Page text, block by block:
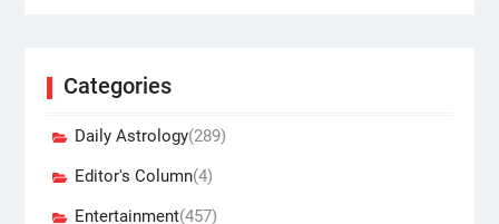
Categories
Daily Astrology(289)
Editor's Column(4)
Entertainment(457)